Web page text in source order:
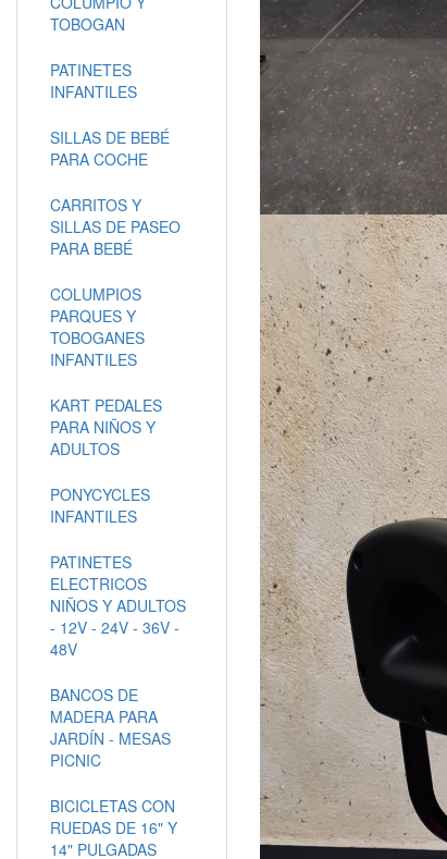
TOBOGAN
PATINETES
INFANTILES
SILLAS DE BEBÉ
PARA COCHE
CARRITOS Y
SILLAS DE PASEO
PARA BEBÉ
COLUMPIOS
PARQUES Y
TOBOGANES
INFANTILES
KART PEDALES
PARA NIÑOS Y
ADULTOS
PONYCYCLES
INFANTILES
PATINETES
ELECTRICOS
NIÑOS Y ADULTOS
- 12V - 24V - 36V -
48V
BANCOS DE
MADERA PARA
JARDÍN - MESAS
PICNIC
BICICLETAS CON
RUEDAS DE 16" Y
14" PULGADAS